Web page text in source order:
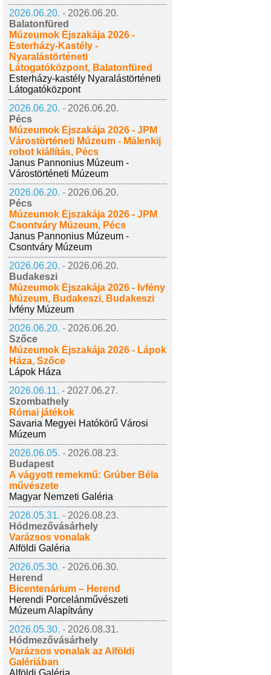
2026.06.20. - 2026.06.20.
Balatonfüred
Múzeumok Éjszakája 2026 -
Esterházy-Kastély -
Nyaralástörténeti
Látogatóközpont, Balatonfüred
Esterházy-kastély Nyaralástörténeti
Látogatóközpont
2026.06.20. - 2026.06.20.
Pécs
Múzeumok Éjszakája 2026 - JPM
Várostörténeti Múzeum - Málenkij
robot kiállítás, Pécs
Janus Pannonius Múzeum -
Várostörténeti Múzeum
2026.06.20. - 2026.06.20.
Pécs
Múzeumok Éjszakája 2026 - JPM
Csontváry Múzeum, Pécs
Janus Pannonius Múzeum -
Csontváry Múzeum
2026.06.20. - 2026.06.20.
Budakeszi
Múzeumok Éjszakája 2026 - Ívfény
Múzeum, Budakeszi, Budakeszi
Ívfény Múzeum
2026.06.20. - 2026.06.20.
Szőce
Múzeumok Éjszakája 2026 - Lápok
Háza, Szőce
Lápok Háza
2026.06.11. - 2027.06.27.
Szombathely
Római játékok
Savaria Megyei Hatókörű Városi
Múzeum
2026.06.05. - 2026.08.23.
Budapest
A vágyott remekmű: Grúber Béla
művészete
Magyar Nemzeti Galéria
2026.05.31. - 2026.08.23.
Hódmezővásárhely
Varázsos vonalak
Alföldi Galéria
2026.05.30. - 2026.06.30.
Herend
Bicentenárium – Herend
Herendi Porcelánművészeti
Múzeum Alapítvány
2026.05.30. - 2026.08.31.
Hódmezővásárhely
Varázsos vonalak az Alföldi
Galériában
Alföldi Galéria